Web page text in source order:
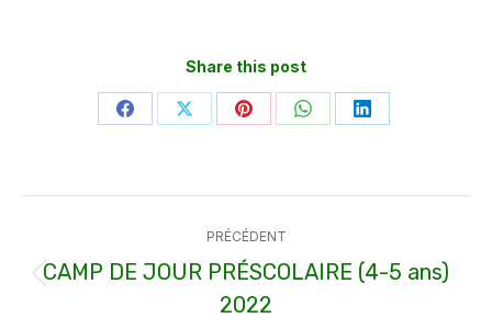
Share this post
PartagerPartagerPartagerPartagerPartager
article
PRÉCÉDENT
Article
précédent
CAMP DE JOUR PRÉSCOLAIRE (4-5 ans)
2022